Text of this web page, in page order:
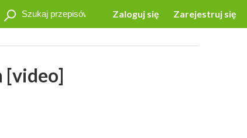
Zaloguj się Zarejestruj się
[video]